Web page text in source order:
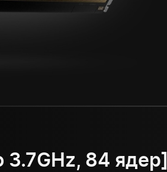
3.7GHz, 84 ядер]